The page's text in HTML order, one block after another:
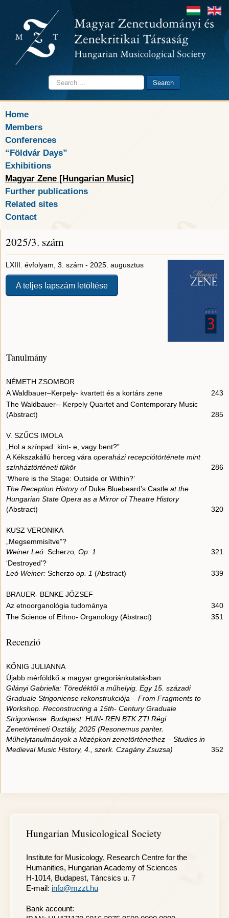
Search
...
Search
Home
Members
Conferences
“Földvár Days”
Exhibitions
Magyar Zene [Hungarian Music]
Further publications
Related sites
Contact
2025/3. szám
LXIII. évfolyam, 3. szám - 2025. augusztus
A teljes lapszám letöltése
Tanulmány
NÉMETH ZSOMBOR
A Waldbauer–Kerpely- kvartett és a kortárs zene
243
The Waldbauer-- Kerpely Quartet and Contemporary Music
(Abstract)
285
V. SZŰCS IMOLA
„Hol a színpad: kint- e, vagy bent?”
A Kékszakállú herceg vára operaházi recepciótörténete mint
színháztörténeti tükör
286
’Where is the Stage: Outside or Within?’
The Reception History ofDuke Bluebeard’s Castle at the
Hungarian State Opera as a Mirror of Theatre History
(Abstract)
320
KUSZ VERONIKA
„Megsemmisítve”?
Weiner Leó: Scherzo , Op. 1
321
‘Destroyed’?
Leó Weiner: Scherzo op. 1 (Abstract) 339
BRAUER- BENKE JÓZSEF
Az etnoorganológia tudománya
340
The Science of Ethno- Organology (Abstract)
351
Recenzió
KŐNIG JULIANNA
Újabb mérföldkő a magyar gregoriánkutatásban
Gilányi Gabriella: Töredéktől a műhelyig. Egy 15. századi
Graduale Strigoniense rekonstrukciója – From Fragments to
Workshop. Reconstructing a 15th- Century Graduale
Strigoniense. Budapest: HUN- REN BTK ZTI Régi
Zenetörténeti Osztály, 2025 (Resonemus pariter.
Műhelytanulmányok a középkori zenetörténethez – Studies in
Medieval Music History, 4., szerk. Czagány Zsuzsa)
352
Hungarian Musicological Society
Institute for Musicology, Research Centre for the
Humanities, Hungarian Academy of Sciences
H-1014, Budapest, Táncsics u. 7
E-mail: info@mzzt.hu
Bank account: